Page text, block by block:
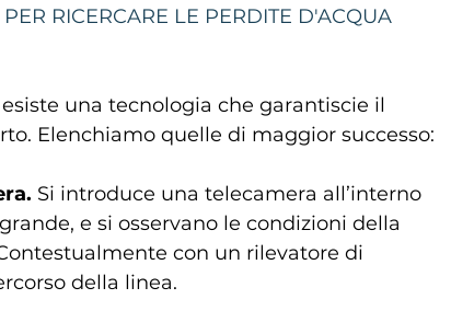
RICERCARE LE PERDITE D'ACQUA
una tecnologia che garantiscie il
Elenchiamo quelle di maggior successo:
Si introduce una telecamera all’interno
e si osservano le condizioni della
con un rilevatore di
della linea.